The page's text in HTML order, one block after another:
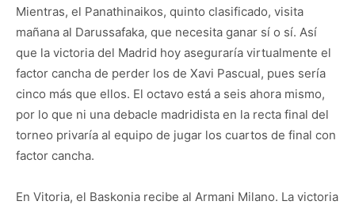
Mientras, el Panathinaikos, quinto clasificado, visita
mañana al Darussafaka, que necesita ganar sí o sí. Así
que la victoria del Madrid hoy aseguraría virtualmente el
factor cancha de perder los de Xavi Pascual, pues sería
cinco más que ellos. El octavo está a seis ahora mismo,
por lo que ni una debacle madridista en la recta final del
torneo privaría al equipo de jugar los cuartos de final con
factor cancha.
En Vitoria, el Baskonia recibe al Armani Milano. La victoria